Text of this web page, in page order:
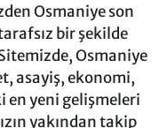
Osmaniye son
bir şekilde
Osmaniye
asayiş, ekonomi,
en yeni gelişmeleri
yakından takip